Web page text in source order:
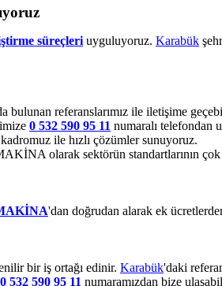
süreçleri uyguluyoruz. Karabük
bulunan referanslarımız ile iletişime
0 532 590 95 11 numaralı telefondan
ile hızlı çözümler sunuyoruz.
olarak sektörün standartlarının çok
'dan doğrudan alarak ek
bir iş ortağı edinir. Karabük'daki
0 532 590 95 11 numaramızdan bize